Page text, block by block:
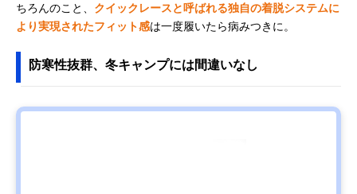
ちろんのこと、 クイックレースと呼ばれる独自の着脱システムに
より実現されたフィット感は一度履いたら病みつきに。
防寒性抜群、冬キャンプには間違いなし